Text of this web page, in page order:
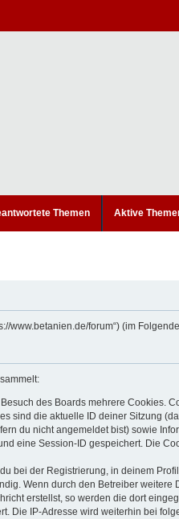
Themen Aktive
www.betanien.de/forum“) (im
des Boards mehrere Cookies.
sind die aktuelle ID deiner Sitzung
du nicht angemeldet bist) sowie
eine Session-ID gespeichert. Die
bei der Registrierung, in deinem
Wenn durch den Betreiber
erstellst, so werden die dort
Die IP-Adresse wird weiterhin bei